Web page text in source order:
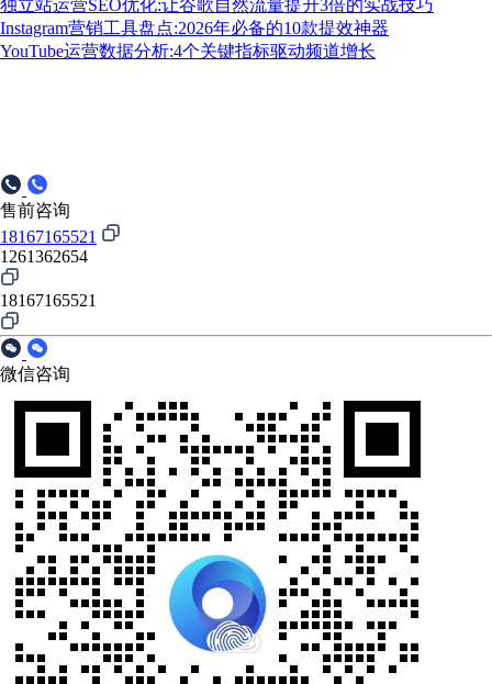
独立站运营SEO优化:让谷歌自然流量提升3倍的实战技巧
Instagram营销工具盘点:2026年必备的10款提效神器
YouTube运营数据分析:4个关键指标驱动频道增长
售前咨询
18167165521
1261362654
18167165521
微信咨询